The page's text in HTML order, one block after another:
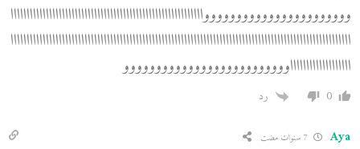
ووووووووووووووووووووووواااااااااااااااااااااااااااااااااااااااااااااااااااااااااااا
اااااااااااااااااااااااااااااااااااااااااااااااااااااااااااااااااااااااااااااااااااااااااااااااااااااااااا
اااااااااااااااااااوووووووووووووووووووووووووو
0 رد
Aya